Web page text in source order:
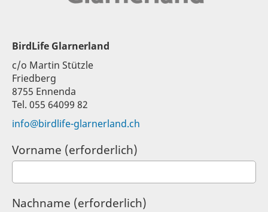
BirdLife Glarnerland
c/o Martin Stützle
Friedberg
8755 Ennenda
Tel. 055 64099 82
info@birdlife-glarnerland.ch
Vorname (erforderlich)
Nachname (erforderlich)